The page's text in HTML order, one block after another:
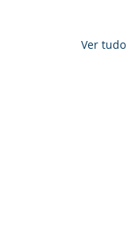
Ver tudo